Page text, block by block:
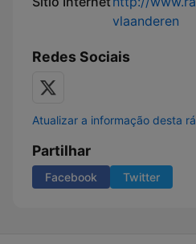
vlaanderen
Redes Sociais
Atualizar a informação desta
Partilhar
Facebook Twitter